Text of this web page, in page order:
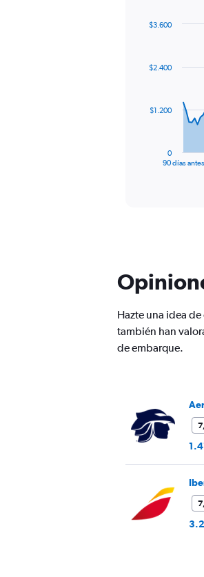
data
The
has
1
axis
displaying
values.
90 días antes
0
$1.200
$2.400
$3.600
Hazte una idea
también han
de embarque.